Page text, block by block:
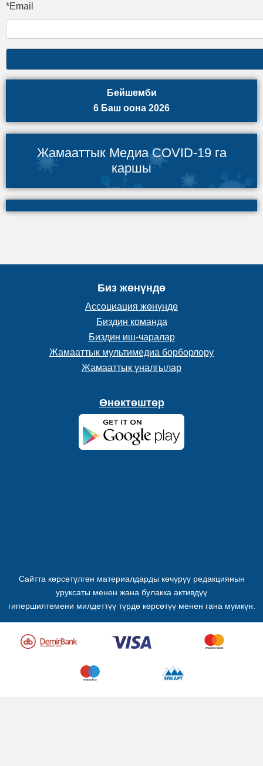
*Email
Бейшемби
6 Баш оона 2026
Жамааттык Медиа COVID-19 га
каршы
Биз жөнүндө
Ассоциация жөнүндө
Биздин команда
Биздин иш-чаралар
Жамааттык мультимедиа борборлору
Жамааттык үналгылар
Өнөктөштөр
Сайтта көрсөтүлгөн материалдарды көчүрүү редакциянын
уруксаты менен жана булакка активдүү
гипершилтемени милдеттүү түрдө көрсөтүү менен гана мүмкүн.